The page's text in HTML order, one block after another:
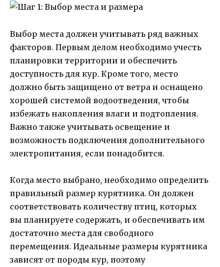
Выбор места должен учитывать ряд важных
факторов. Первым делом необходимо учесть
планировки территории и обеспечить
доступность для кур. Кроме того, место
должно быть защищено от ветра и оснащено
хорошей системой водоотведения, чтобы
избежать накопления влаги и подтопления.
Важно также учитывать освещение и
возможность подключения дополнительного
электропитания, если понадобится.
Когда место выбрано, необходимо определить
правильный размер курятника. Он должен
соответствовать количеству птиц, которых
вы планируете содержать, и обеспечивать им
достаточно места для свободного
перемещения. Идеальные размеры курятника
зависят от породы кур, поэтому